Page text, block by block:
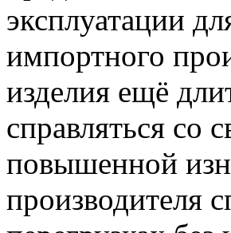
эксплуатации
импортного
изделия ещё
справляться со
повышенной
производителя